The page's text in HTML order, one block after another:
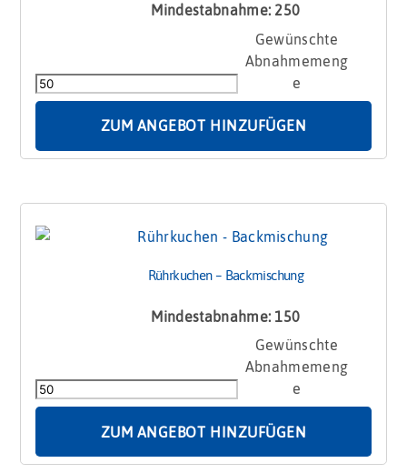
Mindestabnahme: 250
Backmischung
groß
ZUM ANGEBOT HINZUFÜGEN
Rührkuchen – Backmischung
Mindestabnahme: 150
Backmischung
Menge
ZUM ANGEBOT HINZUFÜGEN